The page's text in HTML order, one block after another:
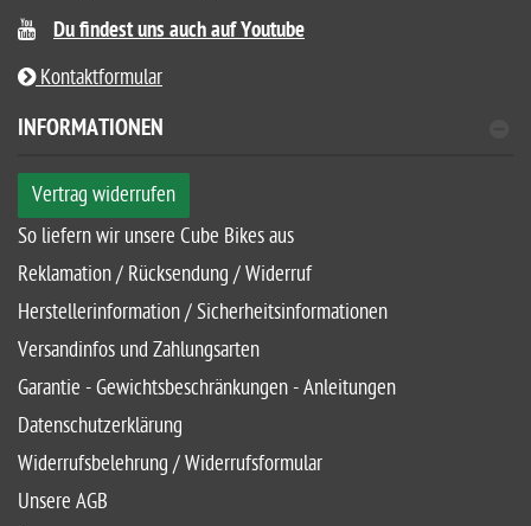
Du findest uns auch auf Youtube
Kontaktformular
INFORMATIONEN
Vertrag widerrufen
So liefern wir unsere Cube Bikes aus
Reklamation / Rücksendung / Widerruf
Herstellerinformation / Sicherheitsinformationen
Versandinfos und Zahlungsarten
Garantie - Gewichtsbeschränkungen - Anleitungen
Datenschutzerklärung
Widerrufsbelehrung / Widerrufsformular
Unsere AGB